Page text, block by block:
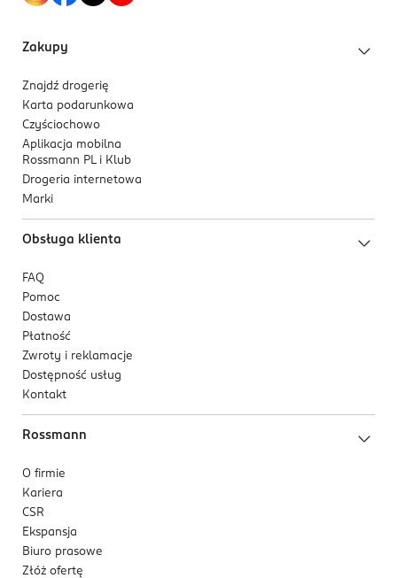
Zakupy
Znajdź drogerię
Karta podarunkowa
Czyściochowo
Aplikacja mobilna
Rossmann PL i Klub
Drogeria internetowa
Marki
Obsługa klienta
FAQ
Pomoc
Dostawa
Płatność
Zwroty i reklamacje
Dostępność usług
Kontakt
Rossmann
O firmie
Kariera
CSR
Ekspansja
Biuro prasowe
Złóż ofertę